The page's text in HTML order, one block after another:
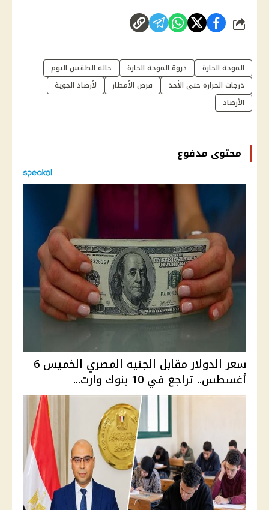
شارك
الموجة الحارة ذروة الموجة الحارة
حالة الطقس اليوم
درجات الحرارة حتى الأحد
فرص الأمطار
لأرصاد الجوية
الأرصاد
محتوى مدفوع
سعر الدولار مقابل الجنيه المصري الخميس 6
أغسطس.. تراجع في 10 بنوك وارت...